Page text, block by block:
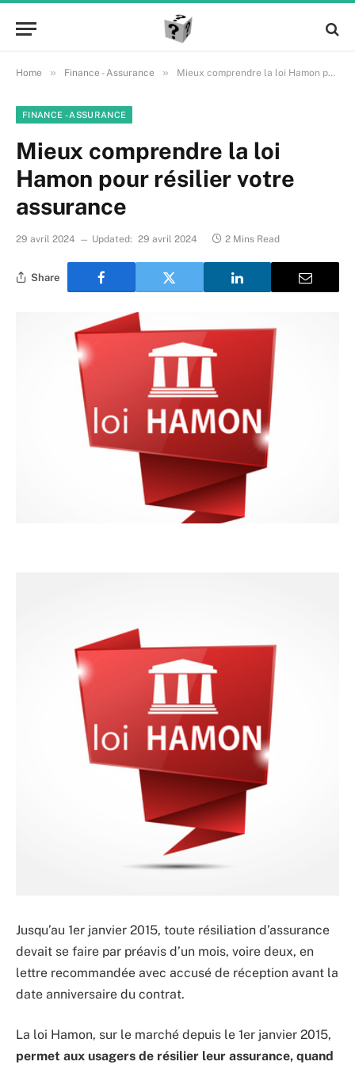
Home » Finance - Assurance » Mieux comprendre la loi Hamon pour résilier votre assurance
FINANCE - ASSURANCE
Mieux comprendre la loi
Hamon pour résilier votre
assurance
29 avril 2024 Updated: 29 avril 2024 2 Mins Read
Share
Jusqu’au 1er janvier 2015, toute résiliation d’assurance
devait se faire par préavis d’un mois, voire deux, en
lettre recommandée avec accusé de réception avant la
date anniversaire du contrat.
La loi Hamon, sur le marché depuis le 1er janvier 2015,
permet aux usagers de résilier leur assurance, quand